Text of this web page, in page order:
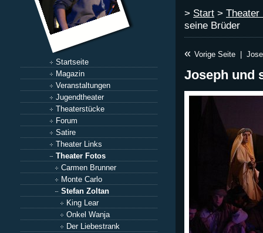
Startseite
Magazin
Veranstaltungen
Jugendtheater
Theaterstücke
Forum
Satire
Theater Links
Theater Fotos
Carmen Brunner
Monte Carlo
Stefan Zoltan
King Lear
Onkel Wanja
Der Liebestrank
> Start > Theater
seine Brüder
« Vorige Seite
Joseph und